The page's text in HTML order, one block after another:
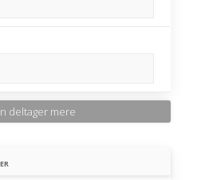
deltager mere